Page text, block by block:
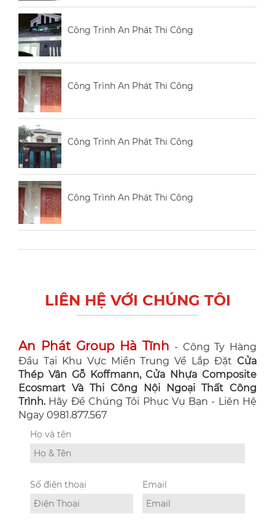
Công Trình An Phát Thi Công
Công Trình An Phát Thi Công
Công Trình An Phát Thi Công
Công Trình An Phát Thi Công
LIÊN HỆ VỚI CHÚNG TÔI
An Phát Group Hà Tĩnh - Công Ty Hàng
Đầu Tại Khu Vực Miền Trung Về Lắp Đặt Cửa
Thép Vân Gỗ Koffmann, Cửa Nhựa Composite
Ecosmart Và Thi Công Nội Ngoại Thất Công
Trình. Hãy Để Chúng Tôi Phục Vụ Bạn - Liên Hệ
Ngay 0981.877.567
Họ và tên
Số điện thoại Email